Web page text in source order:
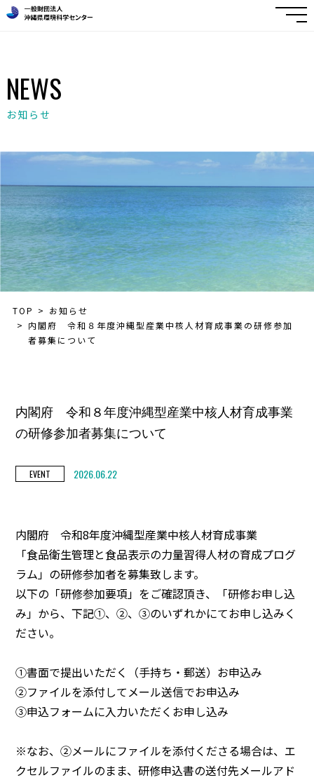
NEWS
お知らせ
TOP
お知らせ
内閣府 令和８年度沖縄型産業中核人材育成事業の研修参加
者募集について
内閣府 令和８年度沖縄型産業中核人材育成事業
の研修参加者募集について
EVENT 2026.06.22
内閣府 令和8年度沖縄型産業中核人材育成事業
「食品衛生管理と食品表示の力量習得人材の育成プログ
ラム」の研修参加者を募集致します。
以下の「研修参加要項」をご確認頂き、「研修お申し込
み」から、下記①、②、③のいずれかにてお申し込みく
ださい。
①書面で提出いただく（手持ち・郵送）お申込み
②ファイルを添付してメール送信でお申込み
③申込フォームに入力いただくお申し込み
※なお、②メールにファイルを添付くださる場合は、エ
クセルファイルのまま、研修申込書の送付先メールアド